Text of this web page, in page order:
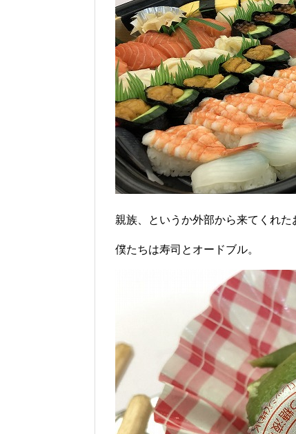
親族、というか外部から来てくれた
僕たちは寿司とオードブル。